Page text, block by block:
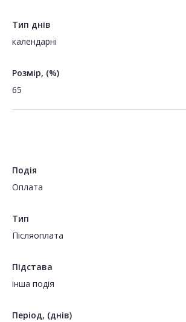
Тип днів
календарні
Розмір, (%)
65
Подія
Оплата
Тип
Пiсляоплата
Підстава
інша подія
Період, (днів)